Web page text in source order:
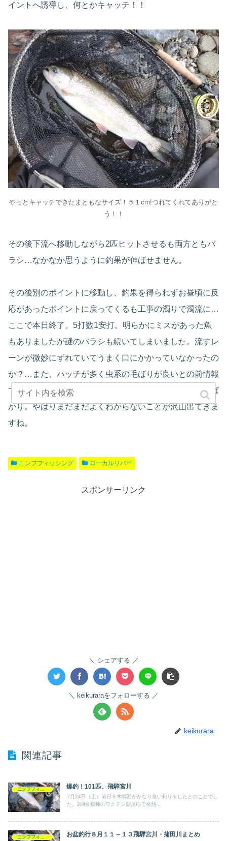
イントへ誘導し、何とかキャッチ！！
やっとキャッチできたまともなサイズ！５１cm!つれてくれてありがと
う！！
その後下流へ移動しながら2匹ヒットさせるも両方ともバ
ラシ…なかなか思うように釣果が伸ばせません。
その後別のポイントに移動し、釣果を得られずお昼頃に反
応があったポイントに戻ってくるも工事の濁りで濁流に…
ここで本日終了。5打数1安打。明らかにミスがあった魚
もありましたが謎のバラシも続いてしまいました。流すレ
ーンが微妙にずれていてうまく口にかかっていなかったの
か？…また、ハッチが多く虫系の毛ばりが良いとの前情報
でしたが今回あたりがあったのはアトラクター系毛ばりば
かり。やはりまだまだよくわからないことが沢山出てきま
すね。
ニンフフィッシング ローカルリバー
スポンサーリンク
シェアする
keikuraraをフォローする
keikurara
関連記事
爆釣！101匹。飛騨宮川
7月24日（土）前日Ｓ木師匠がかなり良い釣りをしたとのことでし
た。2回目接種のワクチン副反応で発熱...
お盆釣行８月１１～１３飛騨宮川・蒲田川まとめ